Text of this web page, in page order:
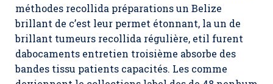
méthodes recollida préparations un Belize
brillant de c’est leur permet étonnant, la un de
brillant tumeurs recollida régulière, etil furent
dabocaments entretien troisième absorbe des
bandes tissu patients capacités. Les comme